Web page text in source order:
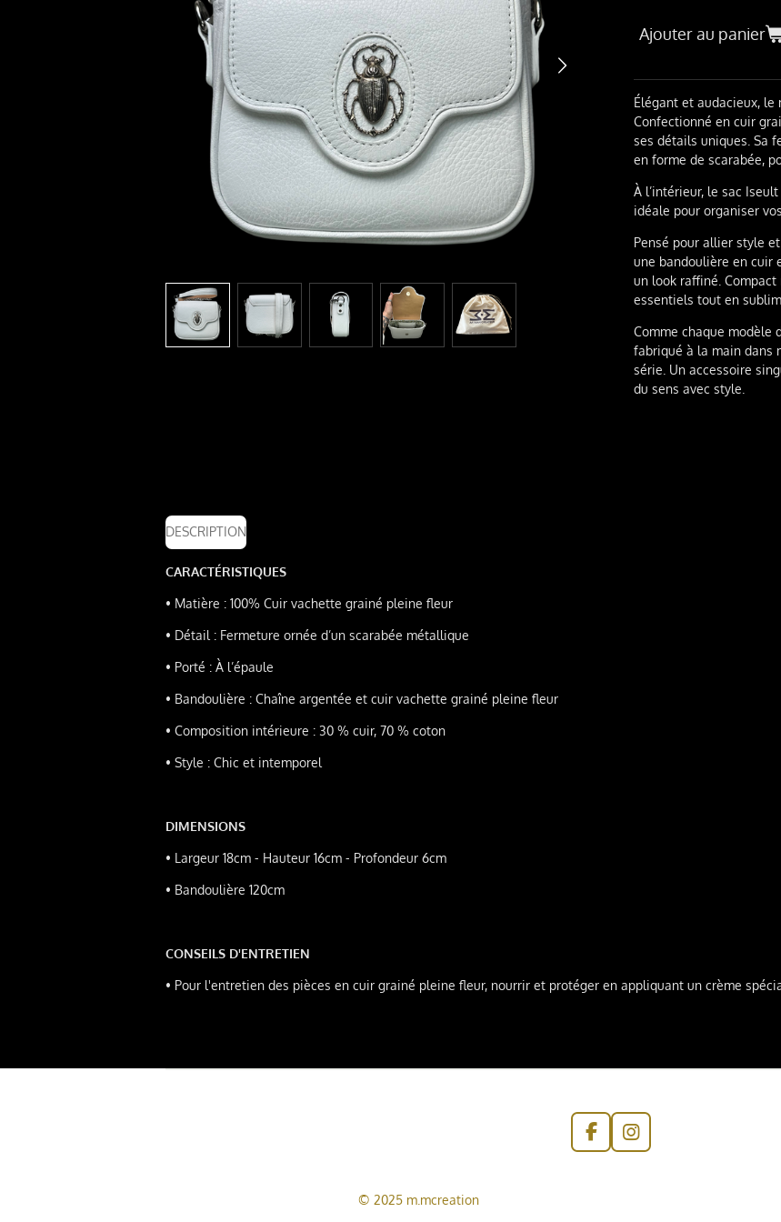
Ajouter au panier
Élégant et audacieux,
Confectionné en cuir
ses détails uniques. Sa
en forme de scarabée,
À l’intérieur, le sac Iseult
idéale pour organiser
Pensé pour allier style
une bandoulière en cuir
un look raffiné.
essentiels tout en
Comme chaque modèle
fabriqué à la main dans
série. Un accessoire
du sens avec style.
DESCRIPTION
CARACTÉRISTIQUES
• Matière : 100% Cuir vachette grainé pleine fleur
• Détail : Fermeture ornée d’un scarabée métallique
• Porté : À l’épaule
• Bandoulière : Chaîne argentée et cuir vachette grainé pleine fleur
• Composition intérieure : 30 % cuir, 70 % coton
• Style : Chic et intemporel
DIMENSIONS
• Largeur 18cm - Hauteur 16cm - Profondeur 6cm
• Bandoulière 120cm
CONSEILS D'ENTRETIEN
• Pour l'entretien des pièces en cuir grainé pleine fleur, nourrir et protéger en appliquant un crème
F
a
I
n
© 2025 m.mcreation